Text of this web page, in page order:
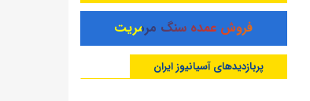
فروش عمده سنگ مرمریت
پربازدیدهای آسیانیوز ایران